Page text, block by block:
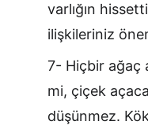
varlığın
ilişkileriniz
7- Hiçbir ağaç
mi, çiçek
düşünmez.